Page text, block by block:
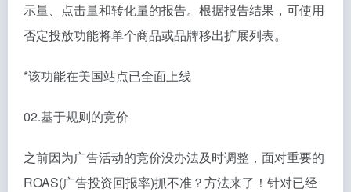
示量、点击量和转化量的报告。根据报告结果，可使用
否定投放功能将单个商品或品牌移出扩展列表。
*该功能在美国站点已全面上线
02.基于规则的竞价
之前因为广告活动的竞价没办法及时调整，面对重要的
ROAS(广告投资回报率)抓不准？方法来了！针对已经